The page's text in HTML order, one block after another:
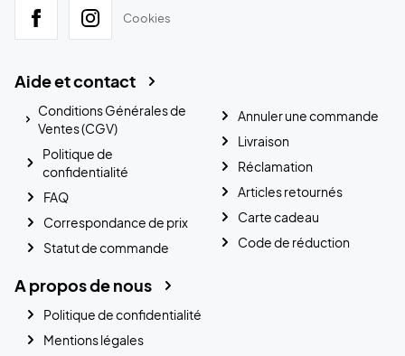
Cookies
Aide et contact
Conditions Générales de
Ventes (CGV)
Politique de
confidentialité
FAQ
Correspondance de prix
Statut de commande
Annuler une commande
Livraison
Réclamation
Articles retournés
Carte cadeau
Code de réduction
A propos de nous
Politique de confidentialité
Mentions légales